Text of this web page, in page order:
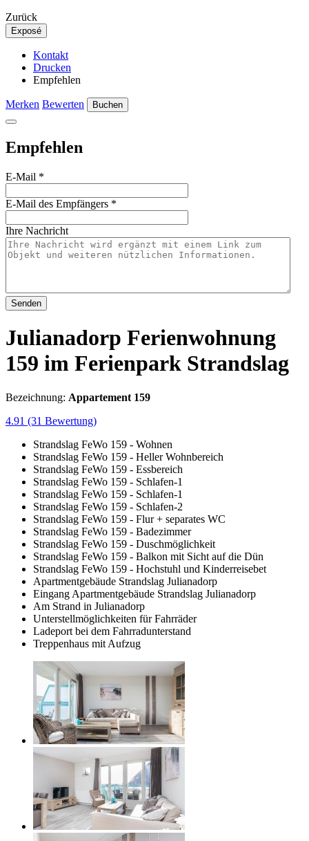
Zurück
Exposé
Kontakt
Drucken
Empfehlen
Merken Bewerten Buchen
Empfehlen
E-Mail *
E-Mail des Empfängers *
Ihre Nachricht
Senden
Julianadorp Ferienwohnung
159 im Ferienpark Strandslag
Bezeichnung: Appartement 159
4.91 (31 Bewertung)
Strandslag FeWo 159 - Wohnen
Strandslag FeWo 159 - Heller Wohnbereich
Strandslag FeWo 159 - Essbereich
Strandslag FeWo 159 - Schlafen-1
Strandslag FeWo 159 - Schlafen-1
Strandslag FeWo 159 - Schlafen-2
Strandslag FeWo 159 - Flur + separates WC
Strandslag FeWo 159 - Badezimmer
Strandslag FeWo 159 - Duschmöglichkeit
Strandslag FeWo 159 - Balkon mit Sicht auf die Dün
Strandslag FeWo 159 - Hochstuhl und Kinderreisebet
Apartmentgebäude Strandslag Julianadorp
Eingang Apartmentgebäude Strandslag Julianadorp
Am Strand in Julianadorp
Unterstellmöglichkeiten für Fahrräder
Ladeport bei dem Fahrradunterstand
Treppenhaus mit Aufzug